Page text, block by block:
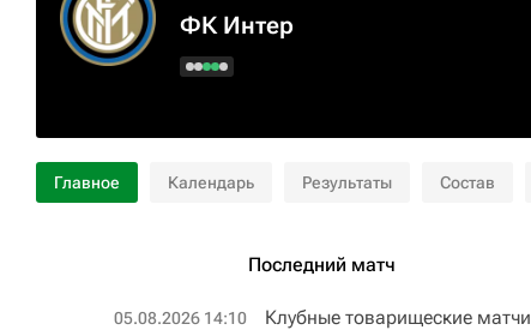
ФК Интер
Главное Календарь Результаты Состав
Последний матч
05.08.2026 14:10 Клубные товарищеские матчи